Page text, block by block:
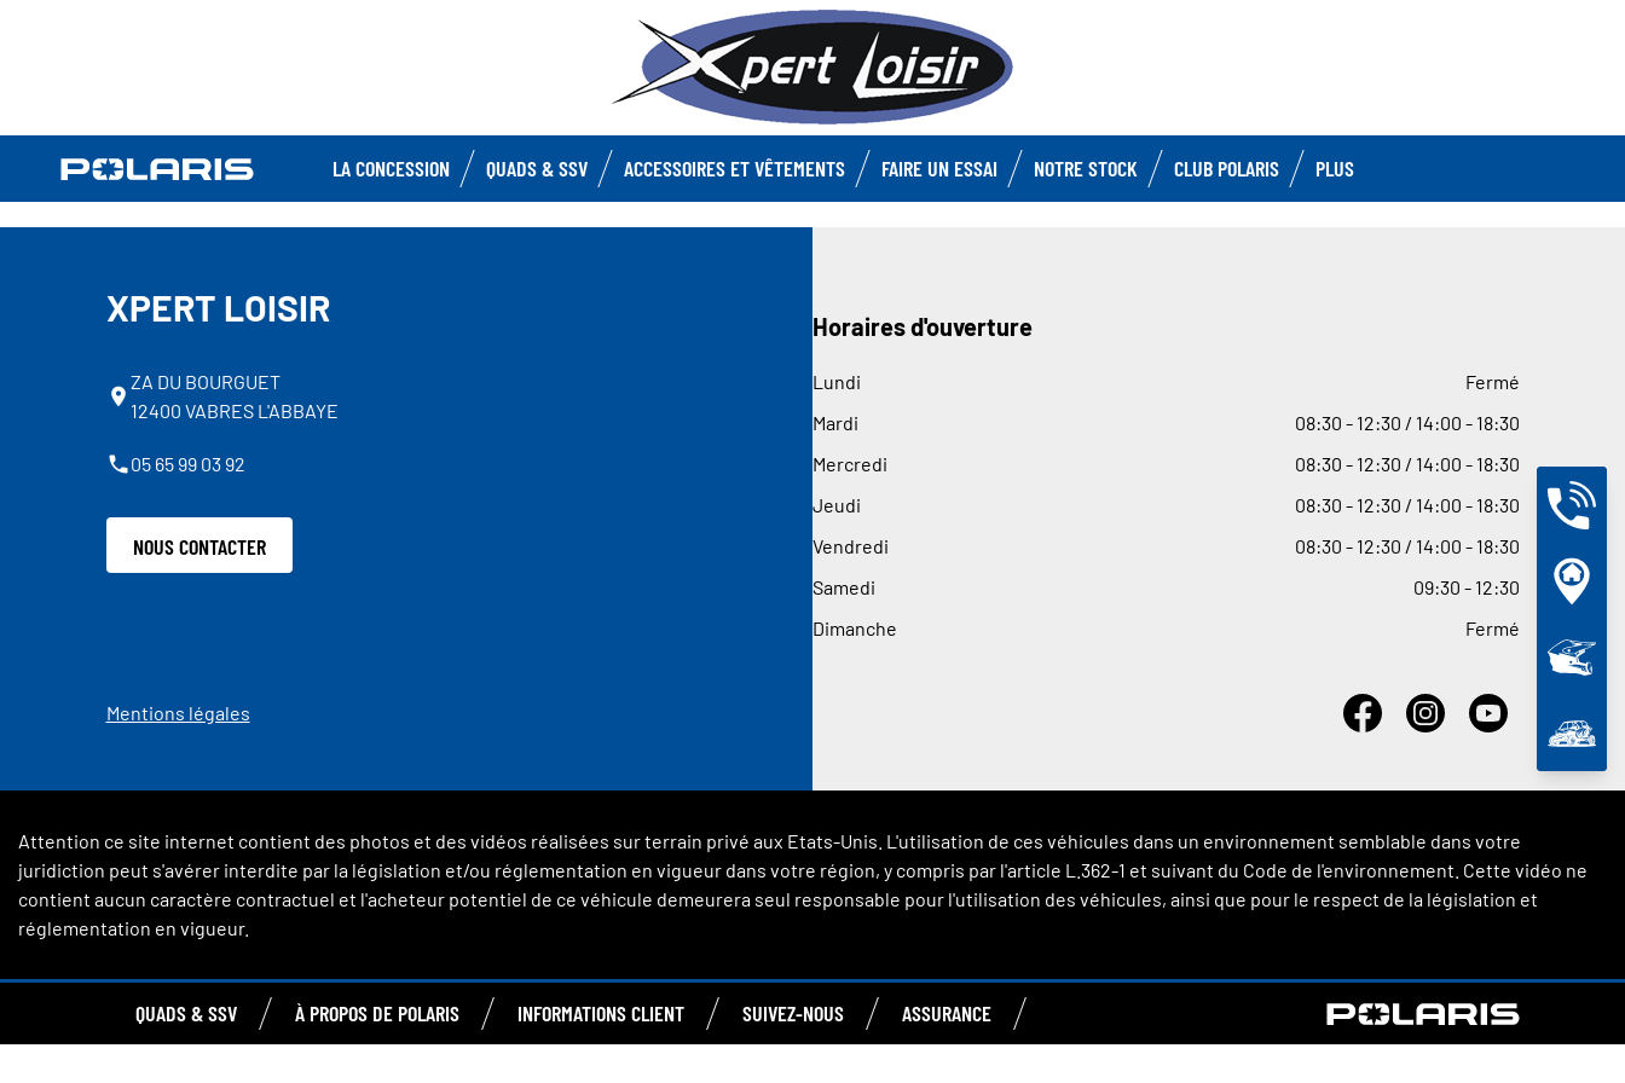
LA CONCESSION QUADS & SSV ACCESSOIRES ET VÊTEMENTS FAIRE UN ESSAI NOTRE STOCK CLUB POLARIS PLUS
XPERT LOISIR
ZA DU BOURGUET
12400 VABRES L'ABBAYE
05 65 99 03 92
NOUS CONTACTER
Horaires d'ouverture
Lundi
Fermé
Mardi
08:30 - 12:30 / 14:00 - 18:30
Mercredi
08:30 - 12:30 / 14:00 - 18:30
Jeudi
08:30 - 12:30 / 14:00 - 18:30
Vendredi
08:30 - 12:30 / 14:00 - 18:30
Samedi
09:30 - 12:30
Dimanche
Fermé
Mentions légales
Attention ce site internet contient des photos et des vidéos réalisées sur terrain privé aux Etats-Unis. L'utilisation de ces véhicules dans un environnement semblable dans votre
juridiction peut s'avérer interdite par la législation et/ou réglementation en vigueur dans votre région, y compris par l'article L.362-1 et suivant du Code de l'environnement. Cette vidéo ne
contient aucun caractère contractuel et l'acheteur potentiel de ce véhicule demeurera seul responsable pour l'utilisation des véhicules, ainsi que pour le respect de la législation et
réglementation en vigueur.
QUADS & SSV À PROPOS DE POLARIS INFORMATIONS CLIENT SUIVEZ-NOUS ASSURANCE